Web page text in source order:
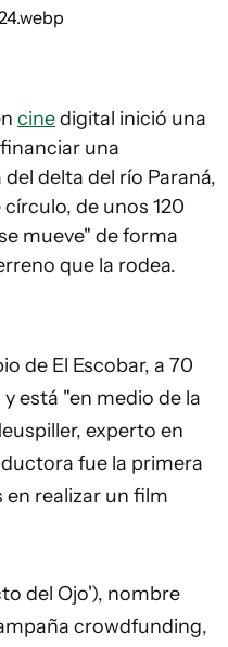
cinedigital inició una
una
delta del río Paraná,
de unos 120
mueve" de forma
que la rodea.
de El Escobar, a 70
está "en medio de la
experto en
fue la primera
en realizar un film
del Ojo'), nombre
crowdfunding,